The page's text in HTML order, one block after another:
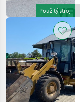
Použitý stroj